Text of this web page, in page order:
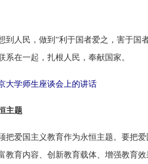
人民，做到“利于国者爱之，害于国
系在一起，扎根人民，奉献国家。
大学师生座谈会上的讲话
主题
爱国主义教育作为永恒主题。要把爱
教育内容、创新教育载体、增强教育